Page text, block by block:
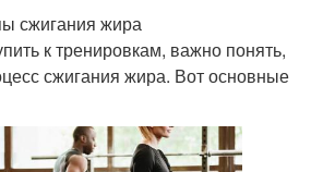
сжигания жира
к тренировкам, важно понять,
сжигания жира. Вот основные